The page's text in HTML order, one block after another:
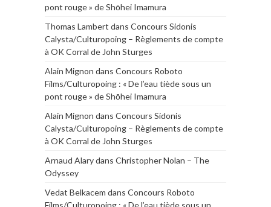
pont rouge » de Shōhei Imamura
Thomas Lambert dans Concours Sidonis
Calysta/Culturopoing – Règlements de compte
à OK Corral de John Sturges
Alain Mignon dans Concours Roboto
Films/Culturopoing : « De l’eau tiède sous un
pont rouge » de Shōhei Imamura
Alain Mignon dans Concours Sidonis
Calysta/Culturopoing – Règlements de compte
à OK Corral de John Sturges
Arnaud Alarydans Christopher Nolan – The
Odyssey
Vedat Belkacem dans Concours Roboto
Films/Culturopoing : « De l’eau tiède sous un